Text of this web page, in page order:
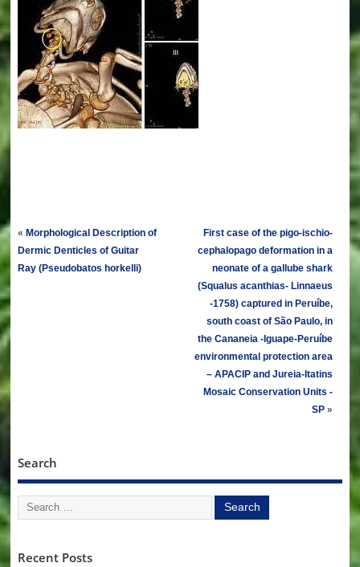
« Morphological Description of
Dermic Denticles of Guitar
Ray (Pseudobatos horkelli)
First case of the pigo-ischio-
cephalopago deformation in a
neonate of a gallube shark
(Squalus acanthias- Linnaeus
-1758) captured in Peruíbe,
south coast of São Paulo, in
the Cananeia -Iguape-Peruíbe
environmental protection area
– APACIP and Jureia-Itatins
Mosaic Conservation Units -
SP»
Search
Recent Posts